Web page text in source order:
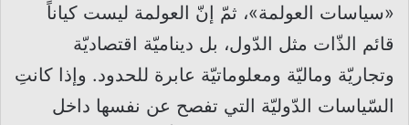
«سياسات العولمة»، ثمّ إنّ العولمة ليست كياناً
قائم الذّات مثل الدّول، بل ديناميّة اقتصاديّة
وتجاريّة وماليّة ومعلوماتيّة عابرة للحدود. وإذا كانتِ
السّياسات الدّوليّة التي تفصح عن نفسها داخل